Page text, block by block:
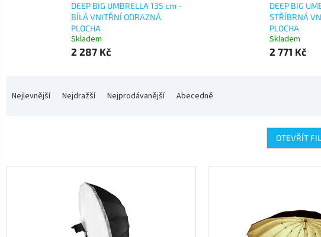
DEEP BIG UMBRELLA 135 cm -
BÍLÁ VNITŘNÍ ODRAZNÁ
PLOCHA
Skladem
2 287 Kč
DEEP BIG
STŘÍBRNÁ
PLOCHA
Skladem
2 771 Kč
Nejlevnější Nejdražší Nejprodávanější Abecedně
OTEVŘÍT
V